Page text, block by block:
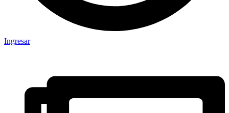
Ingresar